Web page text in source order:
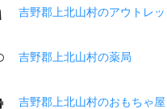
吉野郡上北山村のアウトレ
吉野郡上北山村の薬局
吉野郡上北山村のおもちゃ屋